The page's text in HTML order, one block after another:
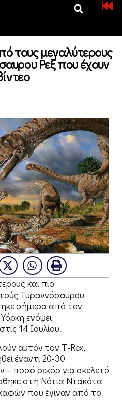
τους μεγαλύτερους
Ρεξ που έχουν
και πιο
Τυραννόσαυρου
σήμερα από τον
ενόψει
14 Ιουλίου.
αυτόν τον T-Rex,
έναντι 20-30
– ποσό ρεκόρ για σκελετό
στη Νότια Ντακότα
που έγιναν από το